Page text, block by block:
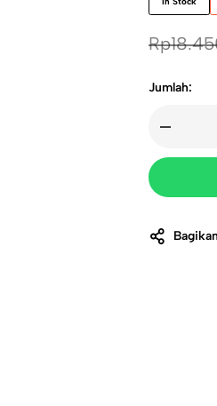
Rp
Jumlah:
Bagikan